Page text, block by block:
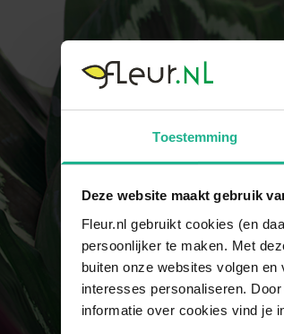
Toestemming
Deze website maakt gebruik
Fleur.nl gebruikt cookies (en
persoonlijker te maken. Met
buiten onze websites volgen
interesses personaliseren.
informatie over cookies vind je